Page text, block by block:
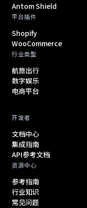
Antom Shield
平台插件
Shopify
WooCommerce
行业类型
航旅出行
数字娱乐
电商平台
开发者
文档中心
集成指南
API参考文档
资源中心
参考指南
行业知识
常见问题